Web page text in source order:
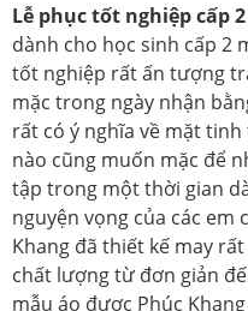
Lễ phục tốt nghiệp cấp 2
dành cho học sinh cấp 2
tốt nghiệp rất ấn tượng
mặc trong ngày nhận
rất có ý nghĩa về mặt
nào cũng muốn mặc để
tập trong một thời gian
nguyện vọng của các em
Khang đã thiết kế may
chất lượng từ đơn giản
mẫu áo được Phúc